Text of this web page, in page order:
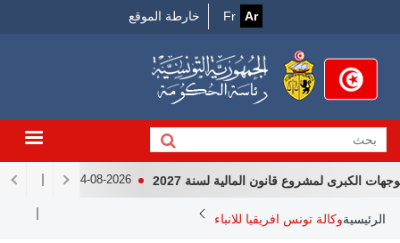
الرئيسي
Fr Ar
Menu
خارطة الموقع
لمشروع قانون المالية لسنة 2027 04-08-2026 لقاء رئيس
Breadcrumb
الرئيسيةوكالة تونس افريقيا للانباء